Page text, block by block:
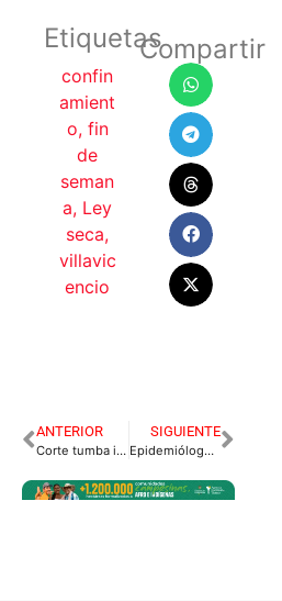
Etiquetas
confin
amient
o, fin
de
seman
a, Ley
seca,
villavic
encio
Compartir
ANTERIOR
Corte tumba impuesto solidario
SIGUIENTE
Epidemiólogo pronostica alarmante cifra de contagios a finales de agosto en Villavicencio.